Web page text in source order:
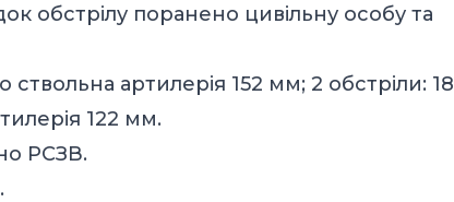
обстрілу поранено цивільну особу та
ствольна артилерія 152 мм; 2 обстріли: 18
122 мм.
РСЗВ.